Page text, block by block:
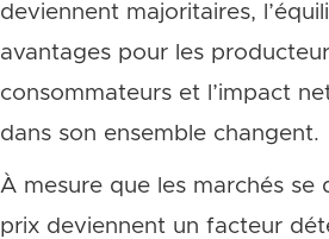
deviennent majoritaires,
avantages pour les
consommateurs et l’impact
dans son ensemble changent.
À mesure que les marchés se
prix deviennent un facteur